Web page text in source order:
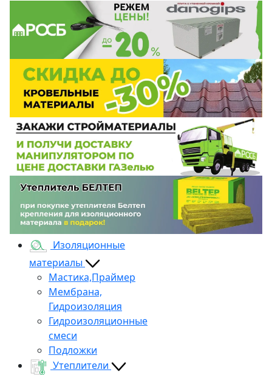
Изоляционные
материалы
Мастика,Праймер
Мембрана,
Гидроизоляция
Гидроизоляционные
смеси
Подложки
Утеплители